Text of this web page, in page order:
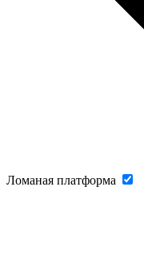
Ломаная платформа